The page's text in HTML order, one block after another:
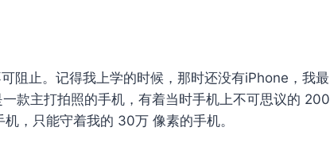
阻止。记得我上学的时候，那时还没有iPhone，我最
款主打拍照的手机，有着当时手机上不可思议的 200
，只能守着我的 30万 像素的手机。